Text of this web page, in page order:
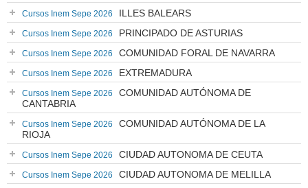
Cursos Inem Sepe 2026 ILLES BALEARS
Cursos Inem Sepe 2026 PRINCIPADO DE ASTURIAS
Cursos Inem Sepe 2026 COMUNIDAD FORAL DE NAVARRA
Cursos Inem Sepe 2026 EXTREMADURA
Cursos Inem Sepe 2026
COMUNIDAD AUTÓNOMA DE
CANTABRIA
Cursos Inem Sepe 2026
COMUNIDAD AUTÓNOMA DE LA
RIOJA
Cursos Inem Sepe 2026 CIUDAD AUTONOMA DE CEUTA
Cursos Inem Sepe 2026 CIUDAD AUTONOMA DE MELILLA